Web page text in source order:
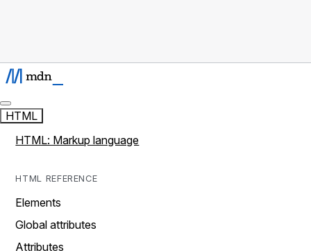
HTML
HTML: Markup language
HTML REFERENCE
Elements
Global attributes
Attributes